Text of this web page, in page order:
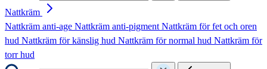
Nattkräm
Nattkräm anti-age Nattkräm anti-pigmentNattkräm för fet och oren
hud Nattkräm för känslig hud Nattkräm för normal hud Nattkräm för
torr hud